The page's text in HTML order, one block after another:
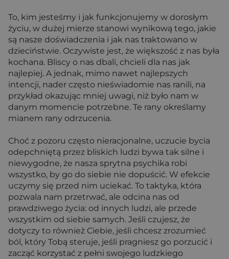
To, kim jesteśmy i jak funkcjonujemy w dorosłym
życiu, w dużej mierze stanowi wynikową tego, jakie
są nasze doświadczenia i jak nas traktowano w
dzieciństwie. Oczywiste jest, że większość z nas była
kochana. Bliscy o nas dbali, chcieli dla nas jak
najlepiej. A jednak, mimo nawet najlepszych
intencji, nader często nieświadomie nas ranili, na
przykład okazując mniej uwagi, niż było nam w
danym momencie potrzebne. Te rany określamy
mianem rany odrzucenia.
Choć z pozoru często nieracjonalne, uczucie bycia
odepchniętą przez bliskich ludzi bywa tak silne i
niewygodne, że nasza sprytna psychika robi
wszystko, by go do siebie nie dopuścić. W efekcie
uczymy się przed nim uciekać. To taktyka, która
pozwala nam przetrwać, ale odcina nas od
prawdziwego życia: od innych ludzi, ale przede
wszystkim od siebie samych. Jeśli czujesz, że
dotyczy to również Ciebie, jeśli chcesz zrozumieć
ból, który Tobą steruje, jeśli pragniesz go porzucić i
zacząć korzystać z pełni swojego ludzkiego